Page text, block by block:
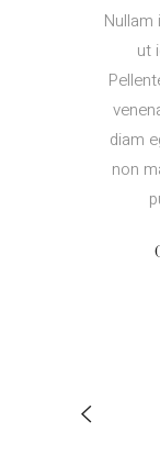
ut
diam
non